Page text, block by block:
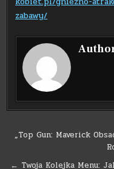
zabawy/
Nawigacja
„Top Gun: Maverick
← Twoja Kolejka Menu: